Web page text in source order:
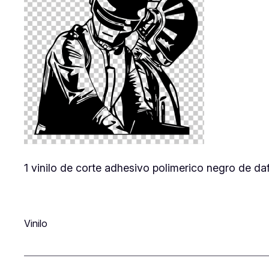
1 vinilo de corte adhesivo polimerico negro de
Vinilo